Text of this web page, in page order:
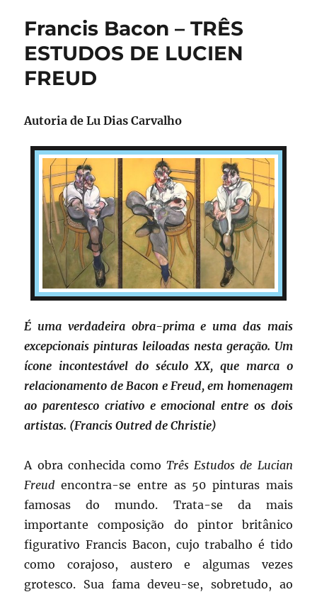
Francis Bacon – TRÊS
ESTUDOS DE LUCIEN
FREUD
Autoria deLu Dias Carvalho
É uma verdadeira obra-prima e uma das mais
excepcionais pinturas leiloadas nesta geração. Um
ícone incontestável do século XX, que marca o
relacionamento de Bacon e Freud, em homenagem
ao parentesco criativo e emocional entre os dois
artistas. (Francis Outred de Christie)
A obra conhecida comoTrês Estudos de Lucian
Freud encontra-se entre as 50 pinturas mais
famosas do mundo. Trata-se da mais
importante composição do pintor britânico
figurativo Francis Bacon, cujo trabalho é tido
como corajoso, austero e algumas vezes
grotesco. Sua fama deveu-se, sobretudo, ao